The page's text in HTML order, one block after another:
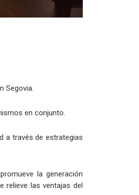
Segovia.
en conjunto.
a través de estrategias
la generación
relieve las ventajas del